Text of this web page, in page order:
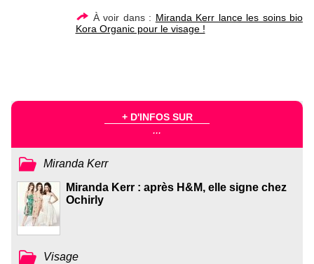
À voir dans : Miranda Kerr lance les soins bio
Kora Organic pour le visage !
+ D'INFOS SUR
...
Miranda Kerr
Miranda Kerr : après H&M, elle signe chez
Ochirly
Visage